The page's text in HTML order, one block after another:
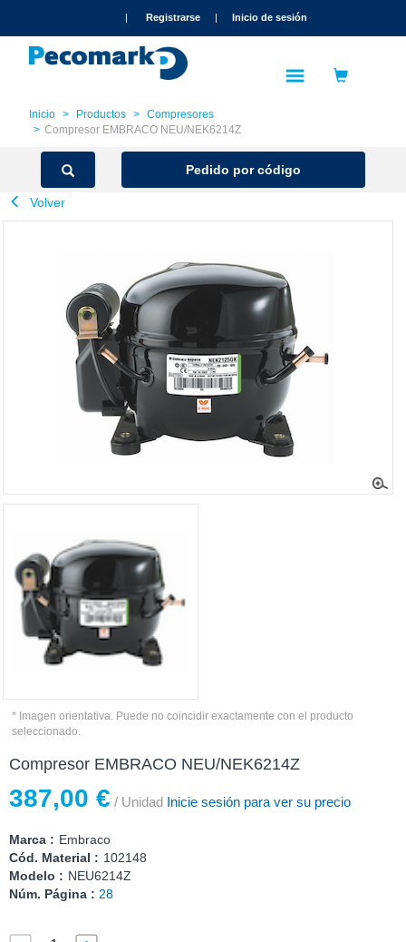
| Registrarse | Inicio de sesión
Inicio Productos
Compresores
Compresor EMBRACO NEU/NEK6214Z
Pedido por código
Volver
* Imagen orientativa. Puede no coincidir exactamente con el producto
seleccionado.
Compresor EMBRACO NEU/NEK6214Z
387,00 € / Unidad Inicie sesión para ver su precio
Marca : Embraco
Cód. Material : 102148
Modelo : NEU6214Z
Núm. Página : 28